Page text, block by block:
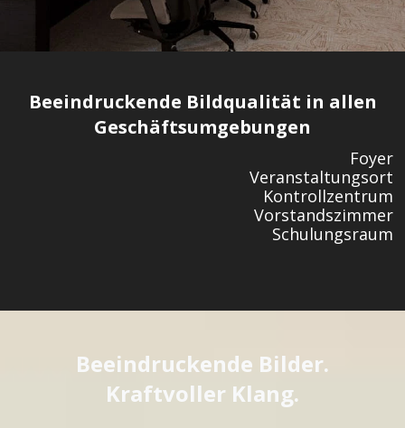
Beeindruckende Bildqualität in allen
Geschäftsumgebungen
Foyer
Veranstaltungsort
Kontrollzentrum
Vorstandszimmer
Schulungsraum
Beeindruckende Bilder.
Kraftvoller Klang.